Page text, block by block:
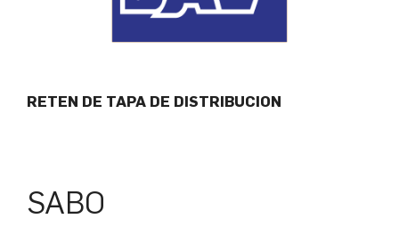
RETEN DE TAPA DE DISTRIBUCION
SABO